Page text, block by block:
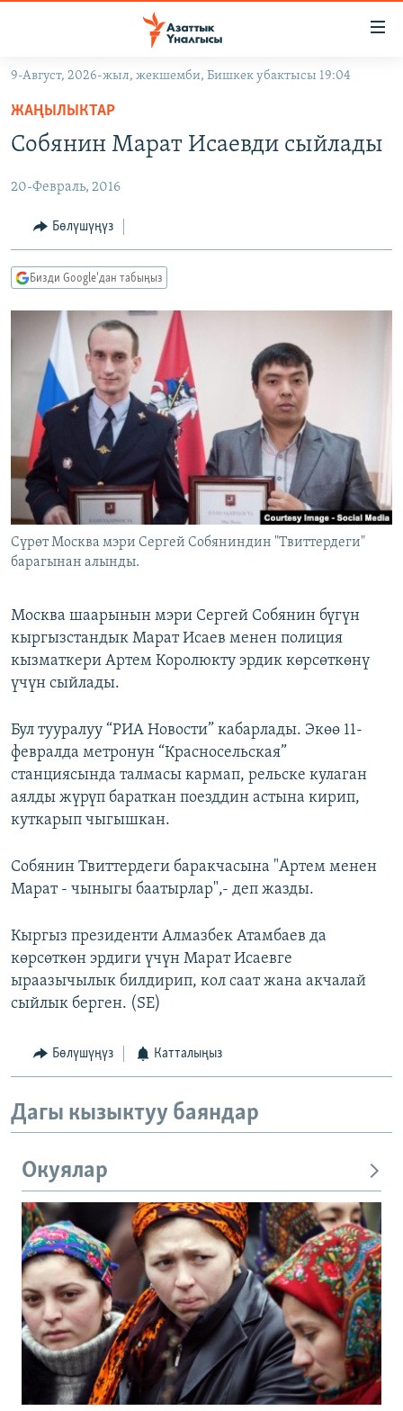
Навигацияга
өтүңүз
Издөөгө
салыңыз
КЫРГЫЗСТАН
САЯСАТ
ЭКОНОМИКА
ДҮЙНӨ
БОРБОР АЗИЯ
УКРАИНА
АТАЙЫН ИЛИКТӨӨ
БҮГҮН АЗАТТЫКТА
ЭКСПЕРТТЕР ТАЛДАЙТ
БИЗ ЖАНА ДҮЙНӨ
ДАНИСТЕ
ЭЖЕ-СИҢДИЛЕР
АЗАТТЫК+
ЫҢГАЙСЫЗ СУРООЛОР
ПОДКАСТ
ӨЗГӨЧӨ ПИКИР
Русский
ОНЛАЙН ШЕРИНЕ
ЭЕ/АРнун бардык сайттары
9-Август, 2026-жыл, жекшемби, Бишкек убактысы 19:04
ЖАҢЫЛЫКТАР
Собянин Марат Исаевди сыйлады
20-Февраль, 2016
Бөлүшүңүз
Бизди Google'дан табыңыз
Сүрөт Москва мэри Сергей Собяниндин "Твиттердеги"
барагынан алынды.
Москва шаарынын мэри Сергей Собянин бүгүн
кыргызстандык Марат Исаев менен полиция
кызматкери Артем Королюкту эрдик көрсөткөнү
үчүн сыйлады.
Бул тууралуу “РИА Новости” кабарлады. Экөө 11-
февралда метронун “Красносельская”
станциясында талмасы кармап, рельске кулаган
аялды жүрүп бараткан поезддин астына кирип,
куткарып чыгышкан.
Собянин Твиттердеги баракчасына "Артем менен
Марат - чыныгы баатырлар",- деп жазды.
Кыргыз президенти Алмазбек Атамбаев да
көрсөткөн эрдиги үчүн Марат Исаевге
ыраазычылык билдирип, кол саат жана акчалай
сыйлык берген. (SE)
Бөлүшүңүз Катталыңыз
Дагы кызыктуу баяндар
Окуялар